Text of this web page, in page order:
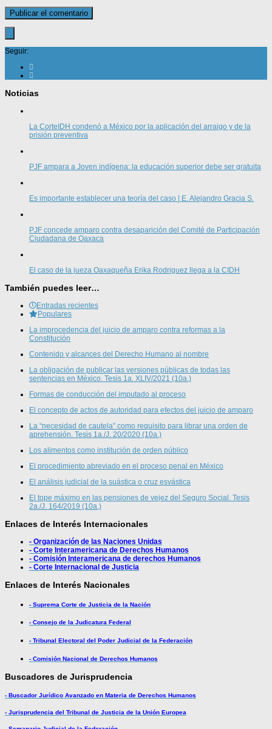
Seguir:
Noticias
La CorteIDH condenó a México por la aplicación del arraigo y de la
prisión preventiva
PJF ampara a Joven indígena: la educación superior debe ser gratuita
Es importante establecer una teoría del caso | E. Alejandro Gracia S.
PJF concede amparo contra desaparición del Comité de Participación
Ciudadana de Oaxaca
El caso de la jueza Oaxaqueña Erika Rodriguez llega a la CIDH
También puedes leer…
Entradas recientes
Populares
La improcedencia del juicio de amparo contra reformas a la
Constitución
Contenido y alcances del Derecho Humano al nombre
La obligación de publicar las versiones públicas de todas las
sentencias en México. Tesis 1a. XLIV/2021 (10a.)
Formas de conducción del imputado al proceso
El concepto de actos de autoridad para efectos del juicio de amparo
La “necesidad de cautela” como requisito para librar una orden de
aprehensión. Tesis 1a./J. 20/2020 (10a.)
Los alimentos como institución de orden público
El procedimiento abreviado en el proceso penal en México
El análisis judicial de la suástica o cruz esvástica
El tope máximo en las pensiones de vejez del Seguro Social. Tesis
2a./J. 164/2019 (10a.)
Enlaces de Interés Internacionales
- Organización de las Naciones Unidas
- Corte Interamericana de Derechos Humanos
- Comisión Interamericana de derechos Humanos
- Corte Internacional de Justicia
Enlaces de Interés Nacionales
- Suprema Corte de Justicia de la Nación
- Consejo de la Judicatura Federal
- Tribunal Electoral del Poder Judicial de la Federación
- Comisión Nacional de Derechos Humanos
Buscadores de Jurisprudencia
- Buscador Jurídico Avanzado en Materia de Derechos Humanos
- Jurisprudencia del Tribunal de Justicia de la Unión Europea